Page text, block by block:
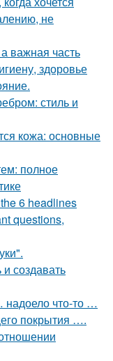
не
важная часть
здоровье
стиль и
кожа: основные
полное
6 headlines
questions,
создавать
надоело что-то …
покрытия ….